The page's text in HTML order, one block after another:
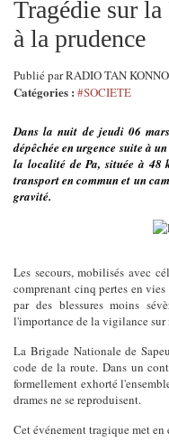
Tragédie sur
à la prudence
Publié par RADIO TAN
Catégories : #SOCIETE
Dans la nuit de jeudi 06
dépêchée en urgence suite à
la localité de Pa, située à
transport en commun et un
gravité.
Les secours, mobilisés avec
comprenant cinq pertes en vies
par des blessures moins
l'importance de la vigilance sur
La Brigade Nationale de
code de la route. Dans un
formellement exhorté
drames ne se reproduisent.
Cet événement tragique met en